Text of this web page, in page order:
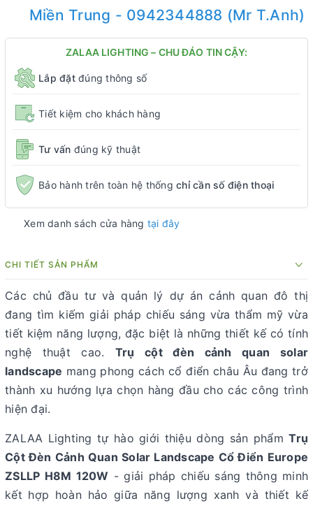
Miền Trung - 0942344888 (Mr T.Anh)
ZALAA LIGHTING – CHU ĐÁO TIN CẬY:
Lắp đặtđúng thông số
Tiết kiệm cho khách hàng
Tư vấn đúng kỹ thuật
Bảo hành trên toàn hệ thống chỉ cần số điện thoại
Xem danh sách cửa hàng tại đây
CHI TIẾT SẢN PHẨM
Các chủ đầu tư và quản lý dự án cảnh quan đô thị
đang tìm kiếm giải pháp chiếu sáng vừa thẩm mỹ vừa
tiết kiệm năng lượng, đặc biệt là những thiết kế có tính
nghệ thuật cao. Trụ cột đèn cảnh quan solar
landscape mang phong cách cổ điển châu Âu đang trở
thành xu hướng lựa chọn hàng đầu cho các công trình
hiện đại.
ZALAA Lighting tự hào giới thiệu dòng sản phẩmTrụ
Cột Đèn Cảnh Quan Solar Landscape Cổ Điển Europe
ZSLLP H8M 120W - giải pháp chiếu sáng thông minh
kết hợp hoàn hảo giữa năng lượng xanh và thiết kế